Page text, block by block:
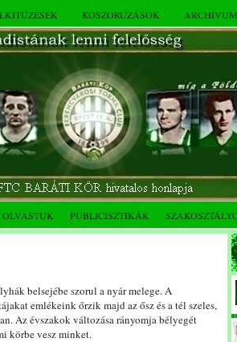
KOSZORÚZÁSOK ARCHÍVUM
OLVASTUK PUBLICISZTIKÁK
belsejébe szorul a nyár melege. A
emlékeink őrzik majd az ősz és a tél szeles,
Az évszakok változása rányomja bélyegét
körbe vesz minket.